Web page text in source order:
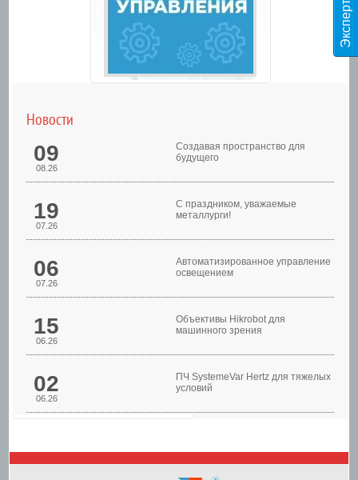
Шкафы управления
Новости
09
08.26
Создавая пространство для
будущего
19
07.26
С праздником, уважаемые
металлурги!
06
07.26
Автоматизированное управление
освещением
15
06.26
Объективы Hikrobot для
машинного зрения
02
06.26
ПЧ SystemeVar Hertz для тяжелых
условий